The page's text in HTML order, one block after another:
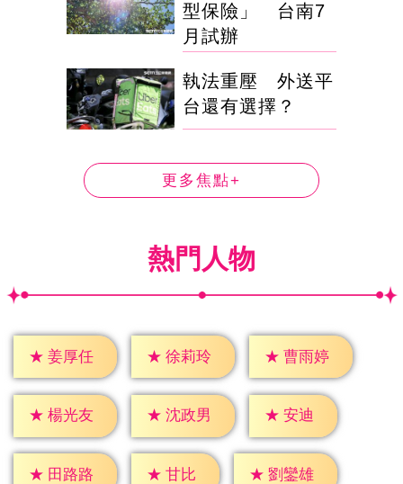
型保險」 台南7
月試辦
執法重壓 外送平
台還有選擇？
更多焦點+
熱門人物
★ 姜厚任 ★ 徐莉玲 ★ 曹雨婷
★ 楊光友 ★ 沈政男 ★ 安迪
★ 田路路 ★ 甘比 ★ 劉鑾雄